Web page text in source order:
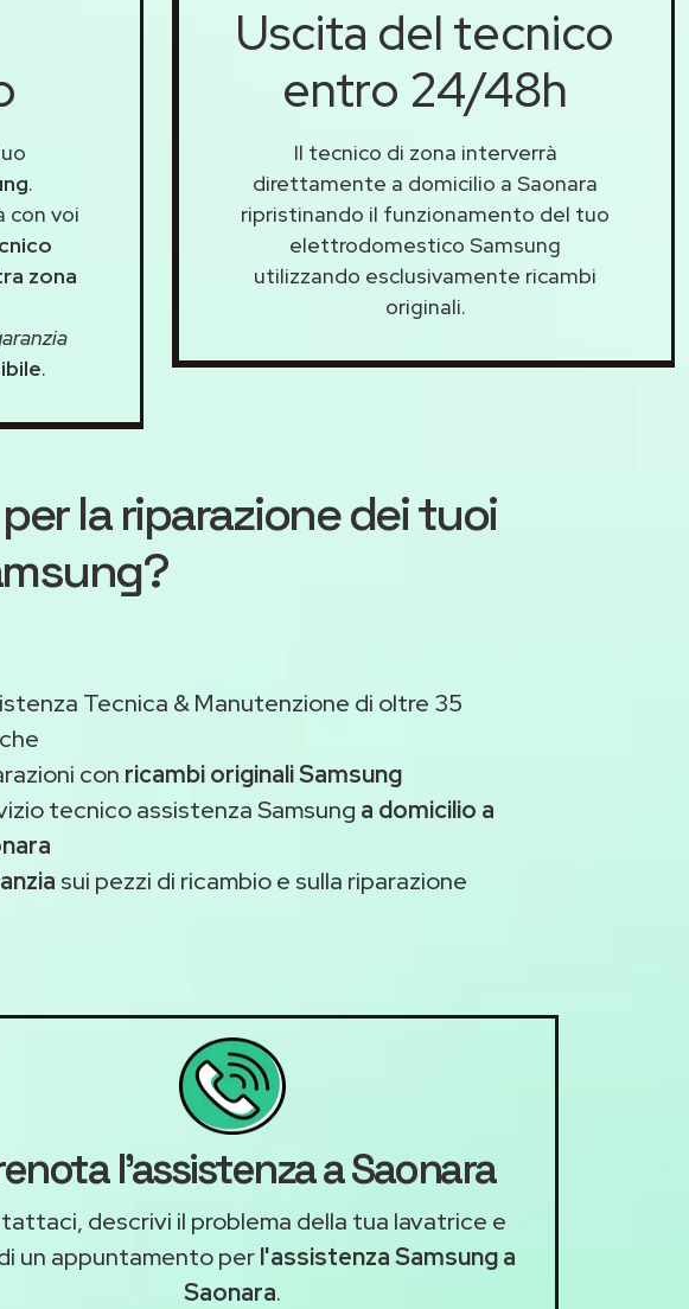
.
con voi
zona
.
Uscita del tecnico
entro 24/48h
Il tecnico di zona interverrà
direttamente a domicilio a Saonara
ripristinando il funzionamento del tuo
elettrodomestico Samsung
utilizzando esclusivamente ricambi
originali.
la riparazione dei tuoi
Tecnica & Manutenzione di oltre 35
con ricambi originali Samsung
tecnico assistenza Samsung a domicilio a
sui pezzi di ricambio e sulla riparazione
l'assistenza a Saonara
descrivi il problema della tua lavatrice e
un appuntamento perl'assistenza Samsung a
Saonara.